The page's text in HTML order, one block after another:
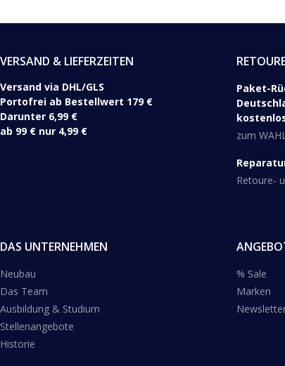
VERSAND & LIEFERZEITEN
Versand via DHL/GLS ​
Portofrei ab Bestellwert 179 €
Darunter 6,99 €
ab 99 € nur 4,99 €
Paket-
zum
Retoure-
DAS UNTERNEHMEN
Neubau
Das Team
Ausbildung & Studium
Stellenangebote
Historie
% Sale
Marken